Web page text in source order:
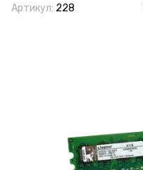
Артикул: 228